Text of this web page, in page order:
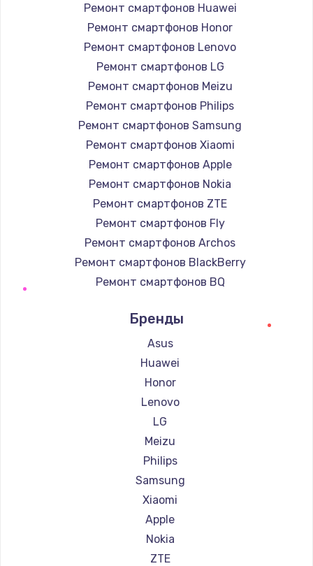
Ремонт смартфонов Huawei
Ремонт смартфонов Honor
Ремонт смартфонов Lenovo
Ремонт смартфонов LG
Ремонт смартфонов Meizu
Ремонт смартфонов Philips
Ремонт смартфонов Samsung
Ремонт смартфонов Xiaomi
Ремонт смартфонов Apple
Ремонт смартфонов Nokia
Ремонт смартфонов ZTE
Ремонт смартфонов Fly
Ремонт смартфонов Archos
Ремонт смартфонов BlackBerry
Ремонт смартфонов BQ
Ремонт смартфонов Digma
Ремонт смартфонов Ginzzu
Ремонт смартфонов Highscreen
Ремонт смартфонов Irbis
Ремонт смартфонов Kyocera
Ремонт смартфонов LeEco
Ремонт смартфонов OnePlus
Ремонт смартфонов teXet
Ремонт смартфонов Motorola
Ремонт смартфонов Prestigio
Ремонт смартфонов Vertex
Ремонт смартфонов Microsoft
Ремонт смартфонов Sharp
Бренды
Asus
Huawei
Honor
Lenovo
LG
Meizu
Philips
Samsung
Xiaomi
Apple
Nokia
ZTE